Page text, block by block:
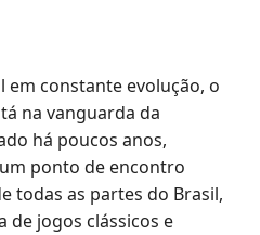
constante evolução, o
na vanguarda da
há poucos anos,
ponto de encontro
todas as partes do Brasil,
de jogos clássicos e